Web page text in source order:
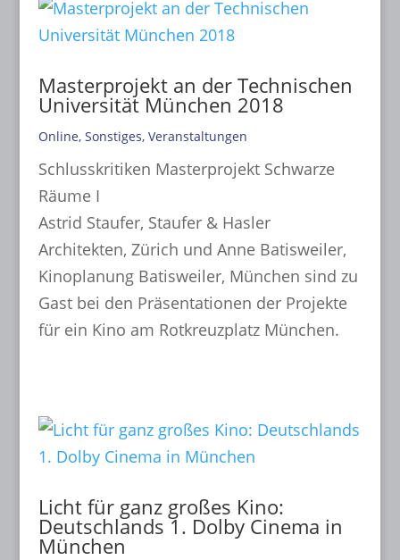
Masterprojekt an der Technischen
Universität München 2018
Online, Sonstiges, Veranstaltungen
Schlusskritiken Masterprojekt Schwarze
Räume I
Astrid Staufer, Staufer & Hasler
Architekten, Zürich und Anne Batisweiler,
Kinoplanung Batisweiler, München sind zu
Gast bei den Präsentationen der Projekte
für ein Kino am Rotkreuzplatz München.
Licht für ganz großes Kino:
Deutschlands 1. Dolby Cinema in
München